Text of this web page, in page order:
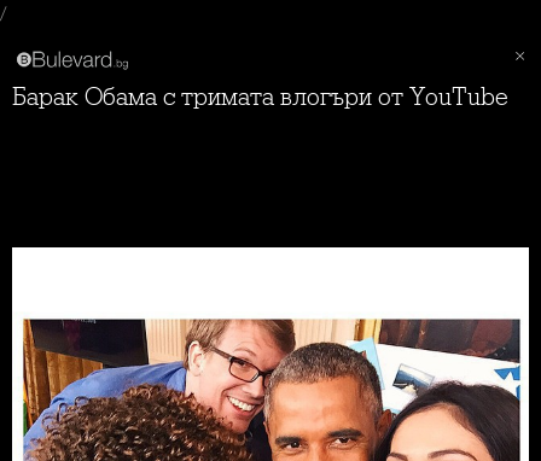
/
Барак Обама с тримата влогъри от YouTube